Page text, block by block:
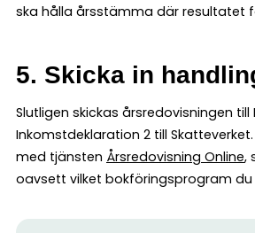
ska hålla årsstämma där resultatet
5. Skicka in
Slutligen skickas årsredovisningen
Inkomstdeklaration 2 till
med tjänsten Årsredovisning Online,
oavsett vilket bokföringsprogram du